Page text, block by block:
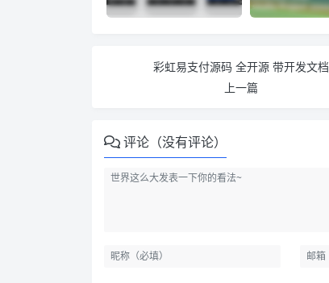
彩虹易支付源码 全开源 带开发文档
上一篇
评论（没有评论）